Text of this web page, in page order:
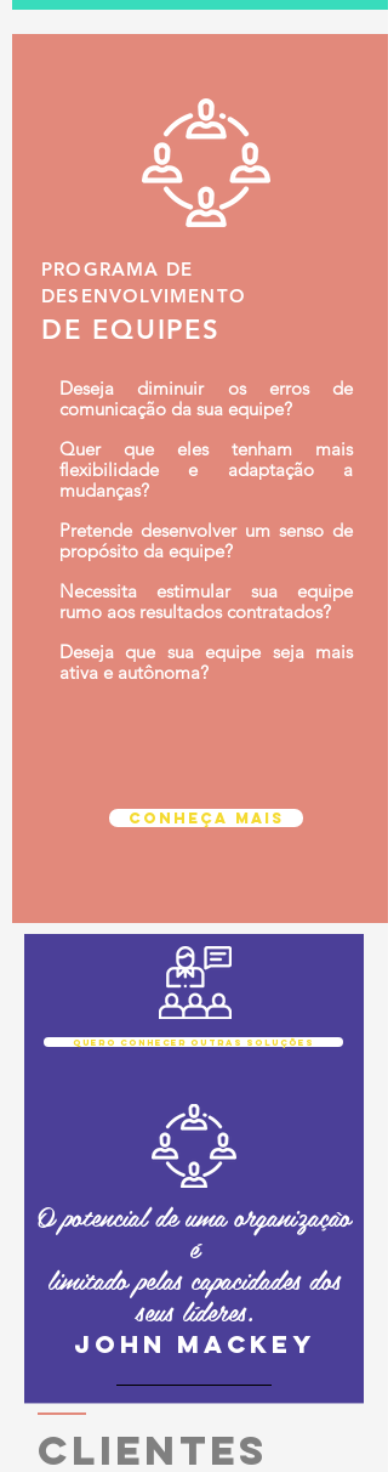
PROGRAMA DE
DESENVOLVIMENTO
DE EQUIPES
Deseja diminuir os erros de
comunicação da sua equipe?
Quer que eles tenham mais
flexibilidade e adaptação a
mudanças?
Pretende desenvolver um senso de
propósito da equipe?
Necessita estimular sua equipe
rumo aos resultados contratados?
Deseja que sua equipe seja mais
ativa e autônoma?
conheça mais
quero conhecer outras soluções
O potencial de uma organização
é
limitado pelas capacidades dos
seus líderes.
JOHN MACKEY
clientes